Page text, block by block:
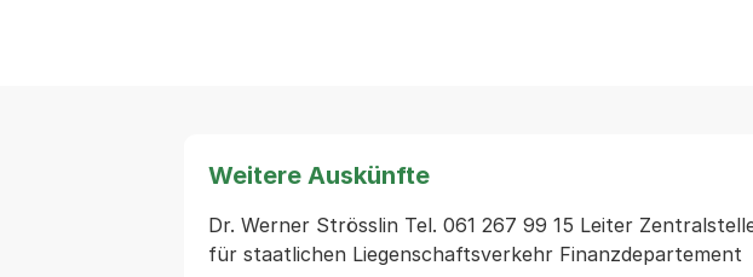
Weitere Auskünfte
Dr. Werner Strösslin Tel. 061 267 99 15 Leiter
für staatlichen Liegenschaftsverkehr Finanzdepartement